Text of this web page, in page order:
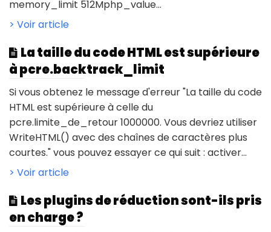
memory_limit 512Mphp_value...
> Voir article
La taille du code HTML est supérieure
à pcre.backtrack_limit
Si vous obtenez le message d'erreur "La taille du code
HTML est supérieure à celle du
pcre.limite_de_retour 1000000. Vous devriez utiliser
WriteHTML() avec des chaînes de caractères plus
courtes." vous pouvez essayer ce qui suit : activer...
> Voir article
Les plugins de réduction sont-ils pris
en charge ?